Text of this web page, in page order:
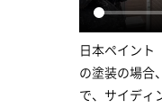
日本ペイント
の塗装の場合
で、サイディ